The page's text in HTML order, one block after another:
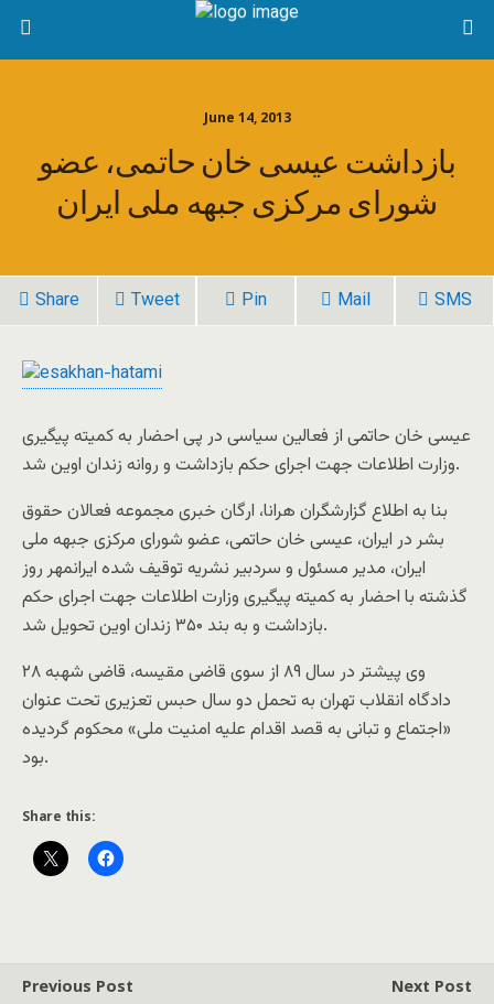
June 14, 2013
بازداشت عیسی خان حاتمی، عضو
شورای مرکزی جبهه ملی ایران
Share Tweet Pin Mail SMS
عیسی خان حاتمی از فعالین سیاسی در پی احضار به کمیته پیگیری
وزارت اطلاعات جهت اجرای حکم بازداشت و روانه زندان اوین شد.
بنا به اطلاع گزارشگران هرانا، ارگان خبری مجموعه فعالان حقوق
بشر در ایران، عیسی خان حاتمی، عضو شورای مرکزی جبهه ملی
ایران، مدیر مسئول و سردبیر نشریه توقیف شده ایرانمهر روز
گذشته با احضار به کمیته پیگیری وزارت اطلاعات جهت اجرای حکم
بازداشت و به بند ۳۵۰ زندان اوین تحویل شد.
وی پیشتر در سال ۸۹ از سوی قاضی مقیسه، قاضی شهبه ۲۸
دادگاه انقلاب تهران به تحمل دو سال حبس تعزیری تحت عنوان
«اجتماع و تبانی به قصد اقدام علیه امنیت ملی» محکوم گردیده
بود.
Share this:
Previous Post Next Post